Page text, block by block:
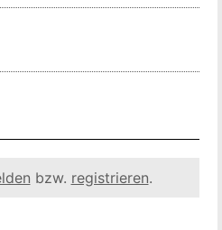
bzw. registrieren.